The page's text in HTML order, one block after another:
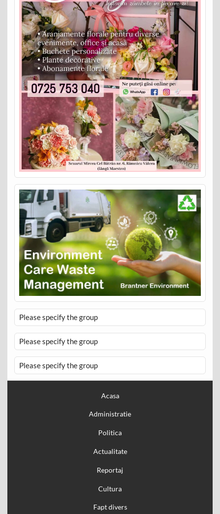
Please specify the group
Please specify the group
Please specify the group
Acasa
Administratie
Politica
Actualitate
Reportaj
Cultura
Fapt divers